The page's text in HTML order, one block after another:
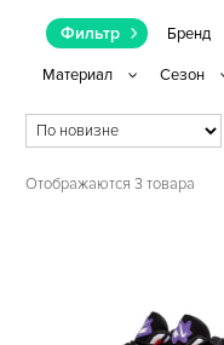
Фильтр
Отображаются 3 товара